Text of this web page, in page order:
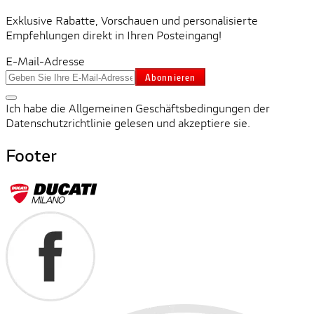
Exklusive Rabatte, Vorschauen und personalisierte
Empfehlungen direkt in Ihren Posteingang!
E-Mail-Adresse
Abonnieren
Ich habe die Allgemeinen Geschäftsbedingungen der
Datenschutzrichtlinie gelesen und akzeptiere sie.
Footer